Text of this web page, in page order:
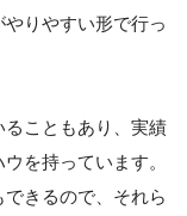
りやすい形で行っ
こともあり、実績
を持っています。
きるので、それら